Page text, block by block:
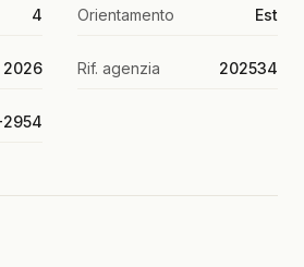
4 Orientamento Est
2026 Rif. agenzia 202534
2954